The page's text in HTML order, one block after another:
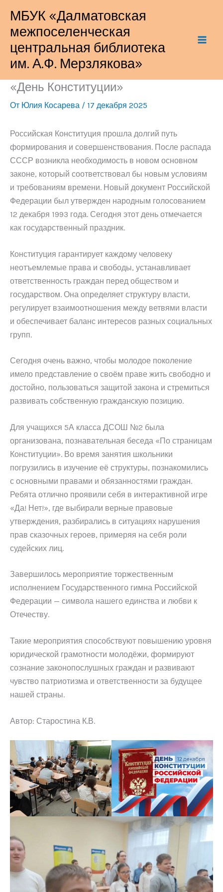
содержимому
МБУК «Далматовская
межпоселенческая
центральная библиотека
им. А.Ф. Мерзлякова»
«День Конституции»
От Юлия Косарева / 17 декабря 2025
Российская Конституция прошла долгий путь
формирования и совершенствования. После распада
СССР возникла необходимость в новом основном
законе, который соответствовал бы новым условиям
и требованиям времени. Новый документ Российской
Федерации был утвержден народным голосованием
12 декабря 1993 года. Сегодня этот день отмечается
как государственный праздник.
Конституция гарантирует каждому человеку
неотъемлемые права и свободы, устанавливает
ответственность граждан перед обществом и
государством. Она определяет структуру власти,
регулирует взаимоотношения между ветвями власти
и обеспечивает баланс интересов разных социальных
групп.
Сегодня очень важно, чтобы молодое поколение
имело представление о своём праве жить свободно и
достойно, пользоваться защитой закона и стремиться
развивать собственную гражданскую позицию.
Для учащихся 5А класса ДСОШ №2 была
организована, познавательная беседа «По страницам
Конституции». Во время занятия школьники
погрузились в изучение её структуры, познакомились
с основными правами и обязанностями граждан.
Ребята отлично проявили себя в интерактивной игре
«Да! Нет!», где выбирали верные правовые
утверждения, разбирались в ситуациях нарушения
прав сказочных героев, примеряя на себя роли
судейских лиц.
Завершилось мероприятие торжественным
исполнением Государственного гимна Российской
Федерации — символа нашего единства и любви к
Отечеству.
Такие мероприятия способствуют повышению уровня
юридической грамотности молодёжи, формируют
сознание законопослушных граждан и развивают
чувство патриотизма и ответственности за будущее
нашей страны.
Автор: Старостина К.В.